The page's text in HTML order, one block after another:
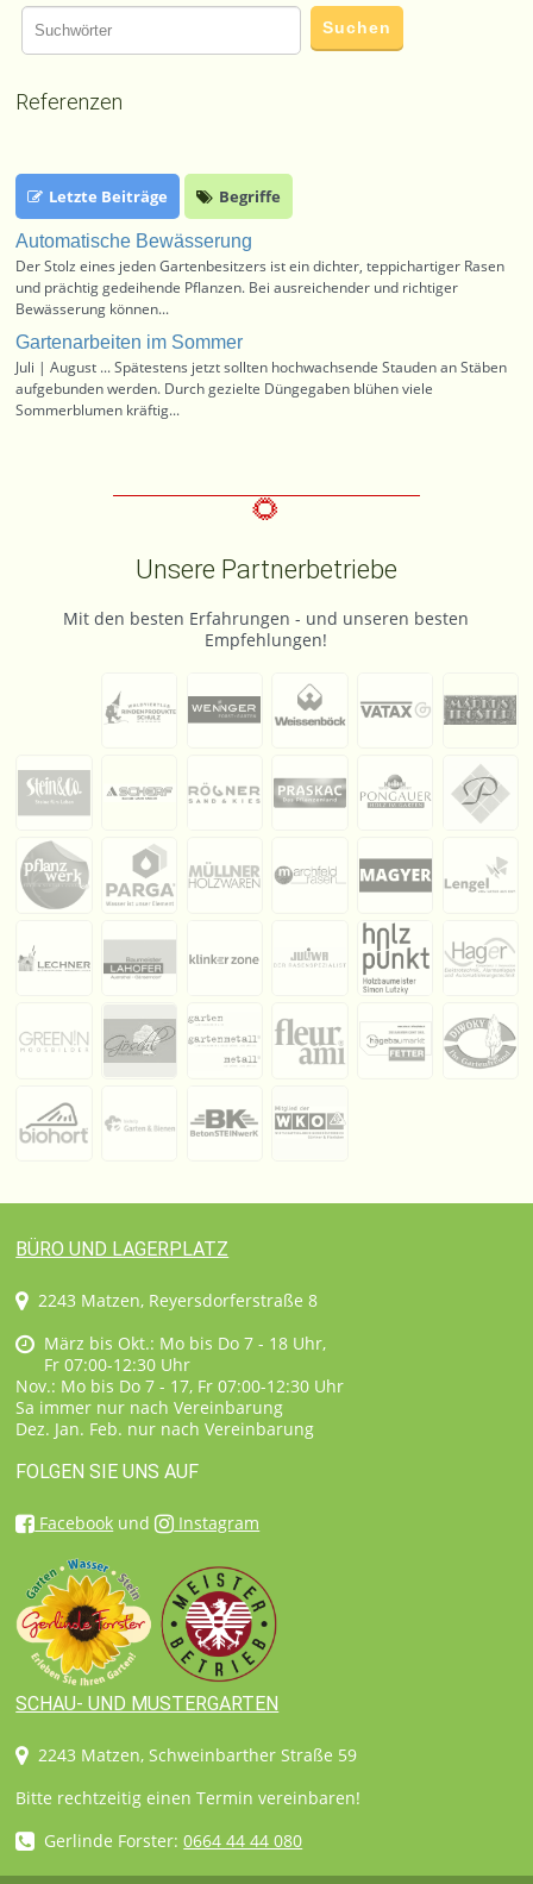
Referenzen
Letzte Beiträge Begriffe
Automatische Bewässerung
Der Stolz eines jeden Gartenbesitzers ist ein dichter, teppichartiger Rasen
und prächtig gedeihende Pflanzen. Bei ausreichender und richtiger
Bewässerung können...
Gartenarbeiten im Sommer
Juli | August ... Spätestens jetzt sollten hochwachsende Stauden an Stäben
aufgebunden werden. Durch gezielte Düngegaben blühen viele
Sommerblumen kräftig...
Unsere Partnerbetriebe
Mit den besten Erfahrungen - und unseren besten
Empfehlungen!
BÜRO UND LAGERPLATZ
2243 Matzen, Reyersdorferstraße 8
März bis Okt.: Mo bis Do 7 - 18 Uhr,
Fr 07:00-12:30 Uhr
Nov.: Mo bis Do 7 - 17, Fr 07:00-12:30 Uhr
Sa immer nur nach Vereinbarung
Dez. Jan. Feb. nur nach Vereinbarung
FOLGEN SIE UNS AUF
Facebook und Instagram
SCHAU- UND MUSTERGARTEN
2243 Matzen, Schweinbarther Straße 59
Bitte rechtzeitig einen Termin vereinbaren!
Gerlinde Forster:0664 44 44 080